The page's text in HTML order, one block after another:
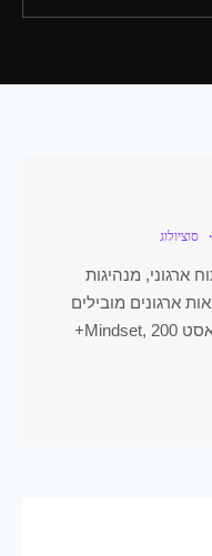
ארגוני, מנהיגות
ארגונים מובילים
בישראל. מארח פודקאסט Mindset, 200+